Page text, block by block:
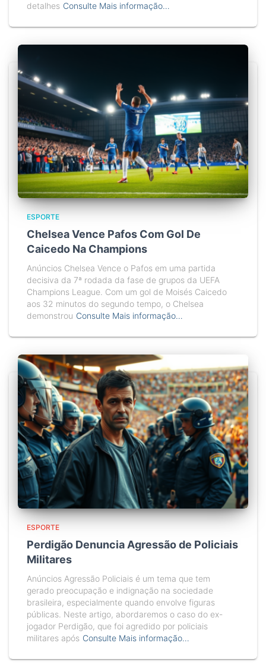
detalhes Consulte Mais informação…
ESPORTE
Chelsea Vence Pafos Com Gol De
Caicedo Na Champions
Anúncios Chelsea Vence o Pafos em uma partida
decisiva da 7ª rodada da fase de grupos da UEFA
Champions League. Com um gol de Moisés Caicedo
aos 32 minutos do segundo tempo, o Chelsea
demonstrou Consulte Mais informação…
ESPORTE
Perdigão Denuncia Agressão de Policiais
Militares
Anúncios Agressão Policiais é um tema que tem
gerado preocupação e indignação na sociedade
brasileira, especialmente quando envolve figuras
públicas. Neste artigo, abordaremos o caso do ex-
jogador Perdigão, que foi agredido por policiais
militares após Consulte Mais informação…